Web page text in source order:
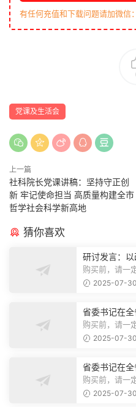
有任何充值和下载问题请加微
党课及生活会
上一篇
社科院长党课讲稿：坚持守正创
新 牢记使命担当 高质量构建全市
哲学社会科学新高地
猜你喜欢
研讨发言：以
购买前，请一
注，精彩模板
2025-07-30
省委书记在
购买前，请一
注，精彩模板
2025-07-30
省委书记在
购买前，请一
注，精彩模板
2025-07-30